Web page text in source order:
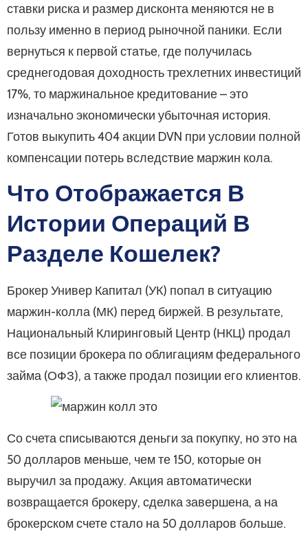
ставки риска и размер дисконта меняются не в
пользу именно в период рыночной паники. Если
вернуться к первой статье, где получилась
среднегодовая доходность трехлетних инвестиций
17%, то маржинальное кредитование – это
изначально экономически убыточная история.
Готов выкупить 404 акции DVN при условии полной
компенсации потерь вследствие маржин кола.
Что Отображается В
Истории Операций В
Разделе Кошелек?
Брокер Универ Капитал (УК) попал в ситуацию
маржин-колла (МК) перед биржей. В результате,
Национальный Клиринговый Центр (НКЦ) продал
все позиции брокера по облигациям федерального
займа (ОФЗ), а также продал позиции его клиентов.
Со счета списываются деньги за покупку, но это на
50 долларов меньше, чем те 150, которые он
выручил за продажу. Акция автоматически
возвращается брокеру, сделка завершена, а на
брокерском счете стало на 50 долларов больше.